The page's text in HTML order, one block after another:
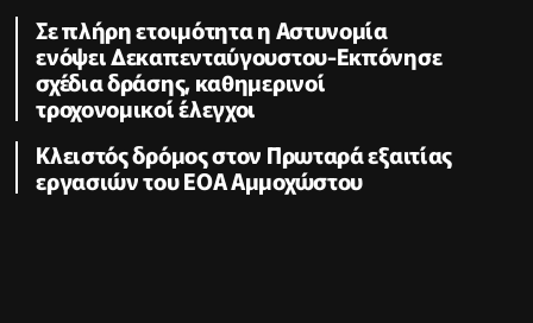
Σε πλήρη ετοιμότητα η Αστυνομία
ενόψει Δεκαπενταύγουστου-Εκπόνησε
σχέδια δράσης, καθημερινοί
τροχονομικοί έλεγχοι
Κλειστός δρόμος στον Πρωταρά εξαιτίας
εργασιών του ΕΟΑ Αμμοχώστου